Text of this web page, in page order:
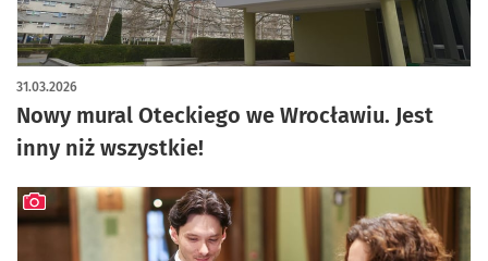
Nowy mural Oteckiego we Wrocławiu. Jest
inny niż wszystkie!
31.03.2026
artykuł z galerią zdjęć